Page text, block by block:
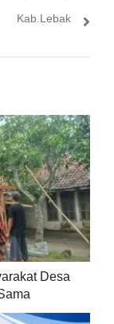
Kab.Lebak
Desa